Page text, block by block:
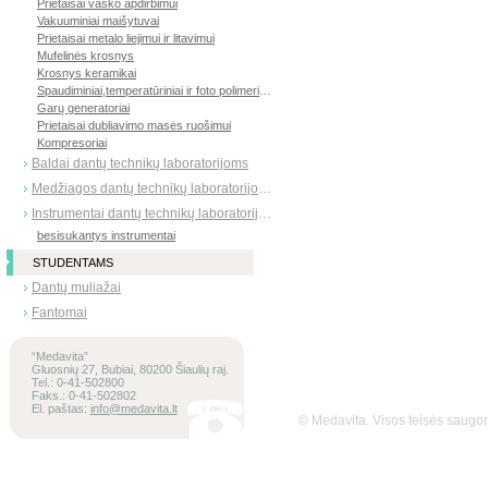
Prietaisai vaško apdirbimui
Vakuuminiai maišytuvai
Prietaisai metalo liejimui ir litavimui
Mufelinės krosnys
Krosnys keramikai
Garų generatoriai
Prietaisai dubliavimo masės ruošimui
Kompresoriai
Baldai dantų technikų laboratorijoms
Medžiagos dantų technikų laboratorijoms
Instrumentai dantų technikų laboratorijoms
besisukantys instrumentai
STUDENTAMS
Dantų muliažai
Fantomai
“Medavita”
Gluosnių 27, Bubiai, 80200 Šiaulių raj.
Tel.: 0-41-502800
Faks.: 0-41-502802
El. paštas: info@medavita.lt
© Medavita. Visos teisės